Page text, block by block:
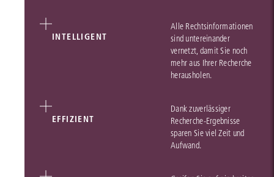
INTELLIGENT
Alle Rechtsinformationen
sind untereinander
vernetzt, damit Sie noch
mehr aus Ihrer Recherche
herausholen.
EFFIZIENT
Dank zuverlässiger
Recherche-Ergebnisse
sparen Sie viel Zeit und
Aufwand.